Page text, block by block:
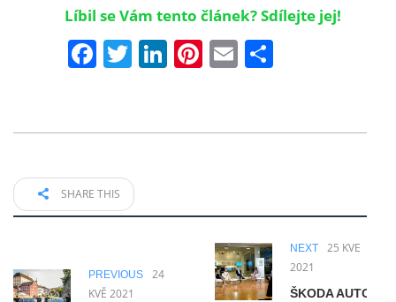
Líbil se Vám tento článek? Sdílejte jej!
Facebook
Twitter
LinkedIn
Pinterest
Email
SHARE THIS
PREVIOUS
24
KVĚ 2021
NEXT
25 KVĚ
2021
ŠKODA AUTO